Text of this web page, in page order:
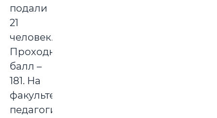
подали
21
человек.
Проходной
балл –
181. На
факультете
педагогики